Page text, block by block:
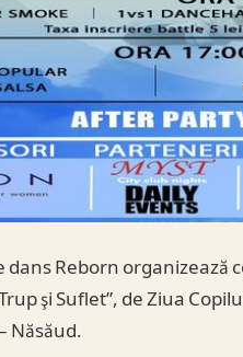
dans Reborn organizează
şi Suflet”, de Ziua
Năsăud.